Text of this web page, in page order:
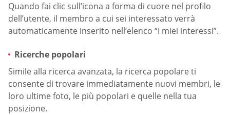
Quando fai clic sull’icona a forma di cuore nel profilo
dell’utente, il membro a cui sei interessato verrà
automaticamente inserito nell’elenco “I miei interessi”.
Ricerche popolari
Simile alla ricerca avanzata, la ricerca popolare ti
consente di trovare immediatamente nuovi membri, le
loro ultime foto, le più popolari e quelle nella tua
posizione.